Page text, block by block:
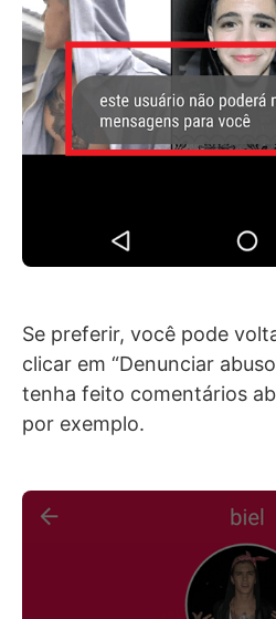
Se preferir, você pode
clicar em “Denunciar
tenha feito comentários
por exemplo.